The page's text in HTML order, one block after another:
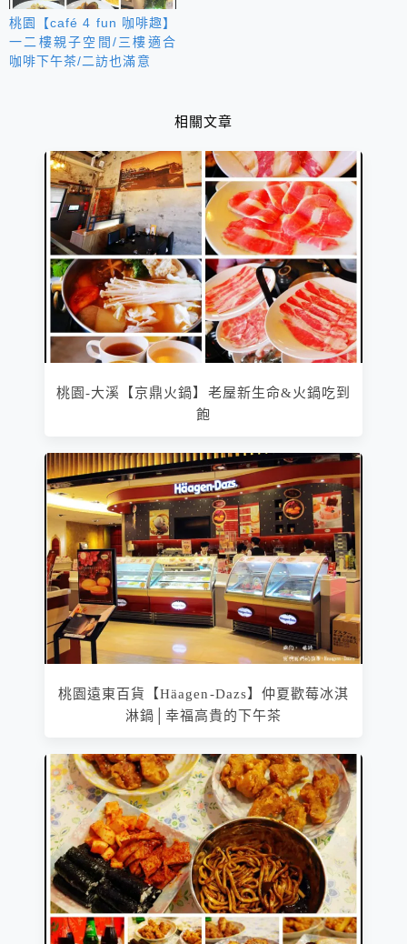
桃園【café 4 fun 咖啡趣】
一二樓親子空間/三樓適合
咖啡下午茶/二訪也滿意
相關文章
桃園-大溪【京鼎火鍋】老屋新生命&火鍋吃到
飽
桃園遠東百貨【Häagen-Dazs】仲夏歡莓冰淇
淋鍋│幸福高貴的下午茶